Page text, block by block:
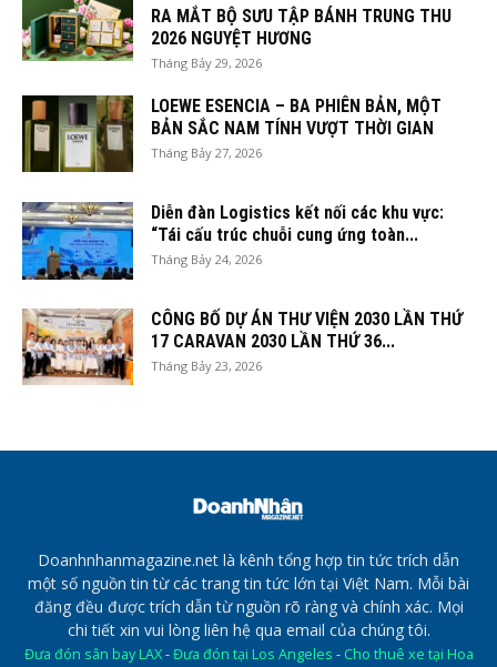
RA MẮT BỘ SƯU TẬP BÁNH TRUNG THU
2026 NGUYỆT HƯƠNG
Tháng Bảy 29, 2026
LOEWE ESENCIA – BA PHIÊN BẢN, MỘT
BẢN SẮC NAM TÍNH VƯỢT THỜI GIAN
Tháng Bảy 27, 2026
Diễn đàn Logistics kết nối các khu vực:
“Tái cấu trúc chuỗi cung ứng toàn...
Tháng Bảy 24, 2026
CÔNG BỐ DỰ ÁN THƯ VIỆN 2030 LẦN THỨ
17 CARAVAN 2030 LẦN THỨ 36...
Tháng Bảy 23, 2026
Doanhnhanmagazine.net là kênh tổng hợp tin tức trích dẫn
một số nguồn tin từ các trang tin tức lớn tại Việt Nam. Mỗi bài
đăng đều được trích dẫn từ nguồn rõ ràng và chính xác. Mọi
chi tiết xin vui lòng liên hệ qua email của chúng tôi.
Đưa đón sân bay LAX-Đưa đón tại Los Angeles - Cho thuê xe tại Hoa